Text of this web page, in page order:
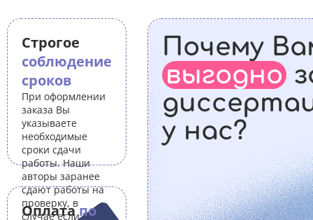
Строгое
соблюдение
сроков
При оформлении
заказа Вы
указываете
необходимые
сроки сдачи
работы. Наши
авторы заранее
сдают работы на
проверку, в
случае если Вам
Оплатапо
Почему
выгодно
у нас?